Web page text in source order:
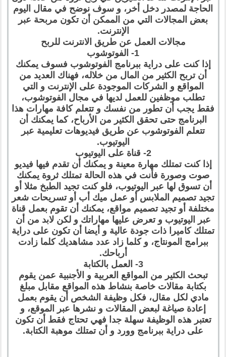
الحاجة لمصدر دخل أخر، و سوف نوضح في مقال اليوم
بعض المجالات التي من الممكن أن تكون مربحة عبر
الإنترنت.
مجالات العمل عن طريق الانترنت للربح
1- الفوتوشوب
إذا كنت على دراية ببرنامج الفوتوشوب فسوف يمكنك
أن تربح الكثير من المال من خلاله، فهناك العديد من
المواقع و الشركات الموجودة على الإنترنت و التي
تطلب موظفين للعمل لديها في مجال الفوتوشوب،
فقط يجب أن تطور من نفسك و تتعلم كافة مهارات هذا
البرنامج حتى تحقق الكثير من الأرباح، كما يمكنك أن
تتعلم الفوتوشوب عن طريق فيديوهات تعليمية عبر
اليوتيوب.
2- قناة على اليوتيوب
إذا كنت تمتلك مهارة معينة و يمكنك أن تقدم فيها فيديو
صوت وصورة فأنت في هذه الحالة تمتلك ثروة يمكنك
أن تسوق لها عبر اليوتيوب، فلو كنت تجيد الطبخ مثلا أو
تجيد تصميم الملابس أو عمل ميك أب أو تسريحات شعر
مختلفة أو تجيد تصميم مواقع، يمكنك أن تقوم بعمل قناة
عبر اليوتيوب و تعرض عليها مهاراتك و لكن لابد من أن
تمتلك كاميرا ذات جودة عالية و أيضا أن تكون على دراية
ببرامج المونتاج، و كلما زاد عدد مشاهديك كلما زادت
أرباحك.
3- العمل بالكتابة
تبحث الكثير من المواقع العربية و الأجنبية عمن يقوم
بكتابة مقالات خاصة بنشاط هذه المواقع مقابل مبلغ
مادي لكل مقال، فكل وظيفة الشخص أن يقوم بعمل
إعادة صياغة لبعض المقالات و نشرها عبر الموقع، و
تعتبر هذه الوظيفة سهلة جدا فهي تحتاج فقط أن تكون
على دراية ببرنامج وورد و أن تمتلك موهبة الكتابة.